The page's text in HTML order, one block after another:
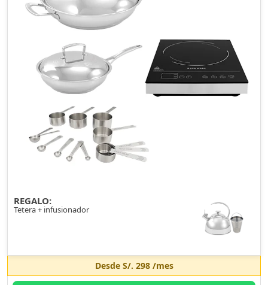
REGALO:
Tetera + infusionador
Desde S/. 298/mes